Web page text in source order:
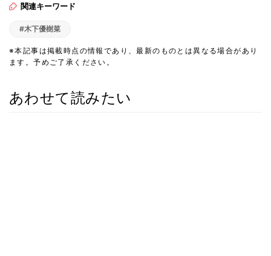
関連キーワード
#木下優樹菜
※本記事は掲載時点の情報であり、最新のものとは異なる場合があり
ます。予めご了承ください。
あわせて読みたい